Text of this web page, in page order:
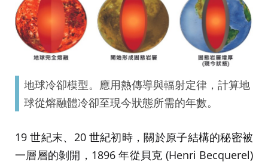
地球冷卻模型。應用熱傳導與輻射定律，計算地
球從熔融體冷卻至現今狀態所需的年數。
19 世紀末、20 世紀初時，關於原子結構的秘密被
一層層的剝開，1896 年從貝克 (Henri Becquerel)